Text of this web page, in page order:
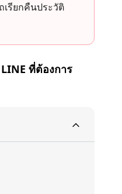
รียกคืนประวัติ
ที่ต้องการ